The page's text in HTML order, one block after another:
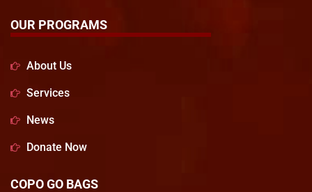
OUR PROGRAMS
About Us
Services
News
Donate Now
COPO GO BAGS